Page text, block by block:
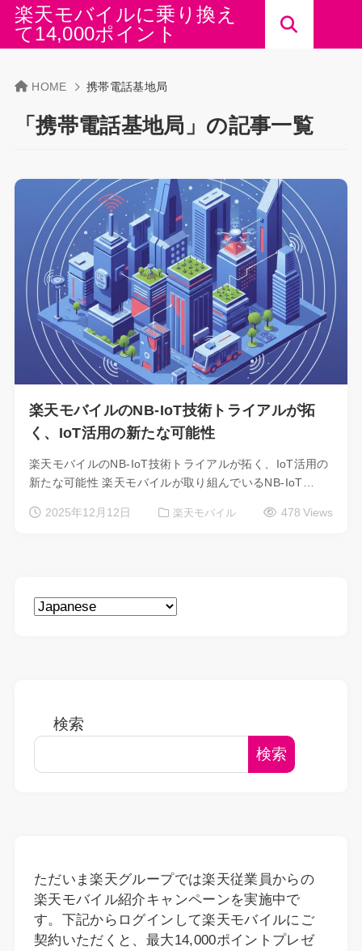
楽天モバイルに乗り換え
て14,000ポイント
HOME 携帯電話基地局
「携帯電話基地局」の記事一覧
楽天モバイルのNB-IoT技術トライアルが拓
く、IoT活用の新たな可能性
楽天モバイルのNB-IoT技術トライアルが拓く、IoT活用の
新たな可能性 楽天モバイルが取り組んでいるNB-IoT…
2025年12月12日 楽天モバイル 478 Views
検索
検索
ただいま楽天グループでは楽天従業員からの
楽天モバイル紹介キャンペーンを実施中で
す。下記からログインして楽天モバイルにご
契約いただくと、最大14,000ポイントプレゼ